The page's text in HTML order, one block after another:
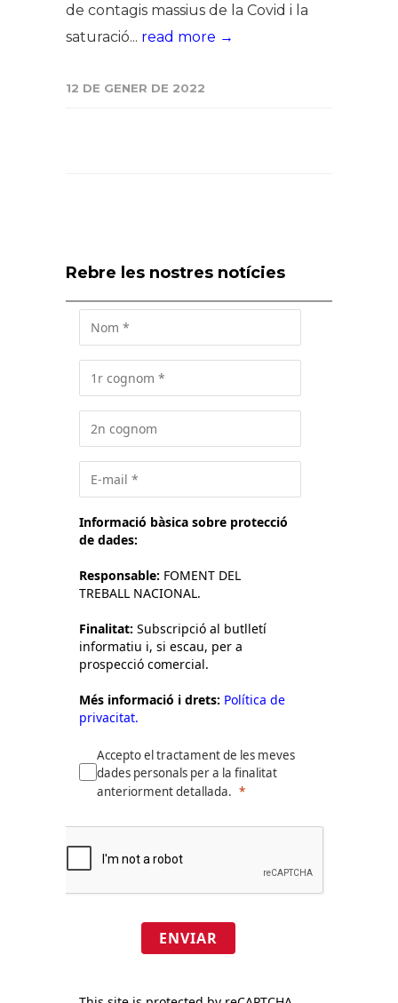
de contagis massius de la Covid i la
saturació... read more →
12 DE GENER DE 2022
Rebre les nostres notícies
Informació bàsica sobre protecció
de dades:
Responsable: FOMENT DEL
TREBALL NACIONAL.
Finalitat: Subscripció al butlletí
informatiu i, si escau, per a
prospecció comercial.
Més informació i drets: Política de
privacitat.
Accepto el tractament de les meves
dades personals per a la finalitat
anteriorment detallada.
ENVIAR